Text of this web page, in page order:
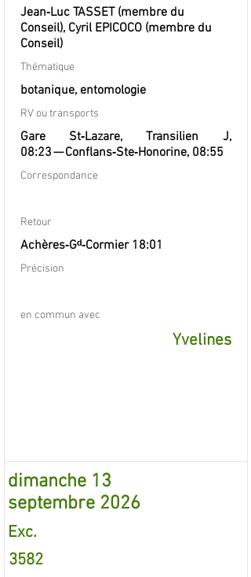
Jean‐Luc TASSET (membre du
Conseil), Cyril EPICOCO (membre du
Conseil)
Thématique
botanique, entomologie
RV ou transports
Gare St‐Lazare, Transilien J,
08:23 — Conflans‐Ste‐Honorine, 08:55
Correspondance
Retour
Achères‐Gᵈ‐Cormier 18:01
Précision
en commun avec
Yvelines
dimanche 13
septembre 2026
Exc.
3582